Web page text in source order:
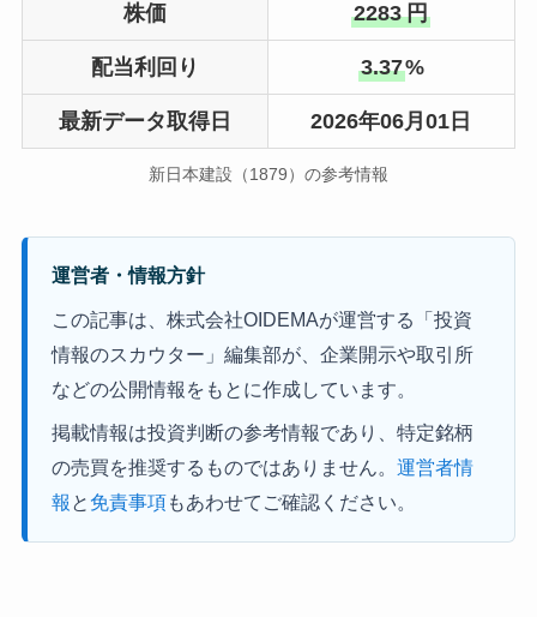
株価 2283 円
配当利回り 3.37%
最新データ取得日 2026年06月01日
新日本建設（1879）の参考情報
運営者・情報方針
この記事は、株式会社OIDEMAが運営する「投資
情報のスカウター」編集部が、企業開示や取引所
などの公開情報をもとに作成しています。
掲載情報は投資判断の参考情報であり、特定銘柄
の売買を推奨するものではありません。運営者情
報 と 免責事項もあわせてご確認ください。